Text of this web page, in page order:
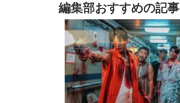
編集部おすすめの記事